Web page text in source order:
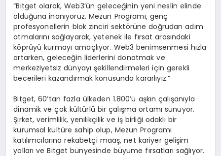
“Bitget olarak, Web3’ün geleceğinin yeni neslin elinde
olduğuna inanıyoruz. Mezun Programı, genç
profesyonellerin blok zinciri sektörüne doğrudan adım
atmalarını sağlayarak, yetenek ile fırsat arasındaki
köprüyü kurmayı amaçlıyor. Web3 benimsenmesi hızla
artarken, geleceğin liderlerini donatmak ve
merkeziyetsiz dünyayı şekillendirmeleri için gerekli
becerileri kazandırmak konusunda kararlıyız.”
Bitget, 60’tan fazla ülkeden 1.800’ü aşkın çalışanıyla
dinamik ve çok kültürlü bir çalışma ortamı sunuyor.
Şirket, verimlilik, yenilikçilik ve iş birliği odaklı bir
kurumsal kültüre sahip olup, Mezun Programı
katılımcılarına rekabetçi maaş, net kariyer gelişim
yolları ve Bitget bünyesinde büyüme fırsatları sağlıyor.